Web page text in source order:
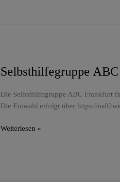
Selbsthilfegruppe
Die Selbsthilfegruppe ABC Frankfurt
Die Einwahl erfolgt über https://
Selbsthilfegruppe
Frankfurt
–
Weiterlesen »